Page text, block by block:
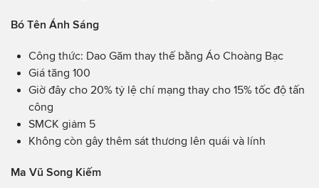
Bó Tên Ánh Sáng
Công thức: Dao Găm thay thế bằng Áo Choàng Bạc
Giá tăng 100
Giờ đây cho 20% tỷ lệ chí mạng thay cho 15% tốc độ tấn
công
SMCK giảm 5
Không còn gây thêm sát thương lên quái và lính
Ma Vũ Song Kiếm